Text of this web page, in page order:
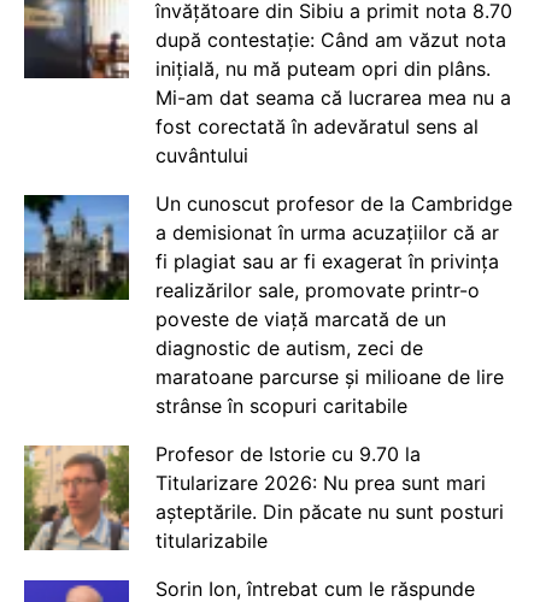
învățătoare din Sibiu a primit nota 8.70
după contestație: Când am văzut nota
inițială, nu mă puteam opri din plâns.
Mi-am dat seama că lucrarea mea nu a
fost corectată în adevăratul sens al
cuvântului
Un cunoscut profesor de la Cambridge
a demisionat în urma acuzațiilor că ar
fi plagiat sau ar fi exagerat în privința
realizărilor sale, promovate printr-o
poveste de viață marcată de un
diagnostic de autism, zeci de
maratoane parcurse și milioane de lire
strânse în scopuri caritabile
Profesor de Istorie cu 9.70 la
Titularizare 2026: Nu prea sunt mari
așteptările. Din păcate nu sunt posturi
titularizabile
Sorin Ion, întrebat cum le răspunde